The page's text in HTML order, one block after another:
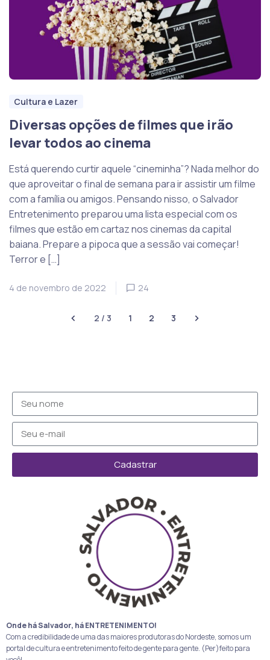
Cultura e Lazer
Diversas opções de filmes que irão
levar todos ao cinema
Está querendo curtir aquele “cineminha”? Nada melhor do
que aproveitar o final de semana para ir assistir um filme
com a família ou amigos. Pensando nisso, o Salvador
Entretenimento preparou uma lista especial com os
filmes que estão em cartaz nos cinemas da capital
baiana. Prepare a pipoca que a sessão vai começar!
Terror e […]
4 de novembro de 2022 24
2 / 3 1 2 3
Cadastrar
Onde há Salvador, há ENTRETENIMENTO!
Com a credibilidade de uma das maiores produtoras do Nordeste, somos um
portal de cultura e entretenimento feito de gente para gente. (Per)feito para